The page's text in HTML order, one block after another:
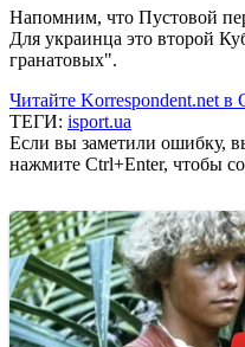
Напомним, что Пустовой
Для украинца это второй
гранатовых".
Читайте Korrespondent.net в
ТЕГИ: isport.ua
Если вы заметили ошибку,
нажмите Ctrl+Enter, чтобы